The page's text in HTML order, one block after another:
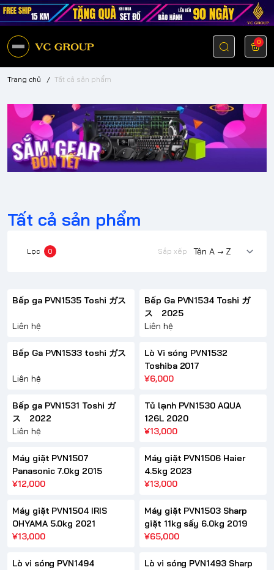
0
Trang chủ / Tất cả sản phẩm
Tất cả sản phẩm
Lọc 0 Sắp xếp
Bếp ga PVN1535 Toshi ガス
Liên hệ
Bếp Ga PVN1534 Toshi ガ
ス 2025
Liên hệ
Bếp Ga PVN1533 toshi ガス
Liên hệ
Lò Vi sóng PVN1532
Toshiba 2017
¥6,000
Bếp ga PVN1531 Toshi ガ
ス 2022
Liên hệ
Tủ lạnh PVN1530 AQUA
126L 2020
¥13,000
Máy giặt PVN1507
Panasonic 7.0kg 2015
¥12,000
Máy giặt PVN1506 Haier
4.5kg 2023
¥13,000
Máy giặt PVN1504 IRIS
OHYAMA 5.0kg 2021
¥13,000
Máy giặt PVN1503 Sharp
giặt 11kg sấy 6.0kg 2019
¥65,000
Lò vi sóng PVN1494
Lò vi sóng PVN1493 Sharp